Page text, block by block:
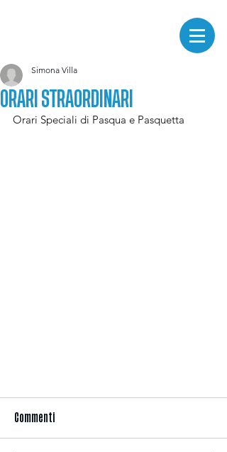
ORARI STRAORDINARI
Simona Villa
Orari Speciali di Pasqua e Pasquetta
Commenti